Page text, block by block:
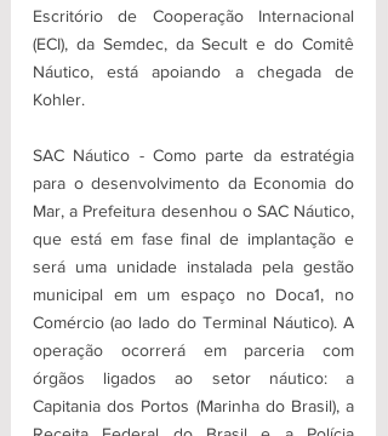
Escritório de Cooperação Internacional
(ECI), da Semdec, da Secult e do Comitê
Náutico, está apoiando a chegada de
Kohler.
SAC Náutico - Como parte da estratégia
para o desenvolvimento da Economia do
Mar, a Prefeitura desenhou o SAC Náutico,
que está em fase final de implantação e
será uma unidade instalada pela gestão
municipal em um espaço no Doca1, no
Comércio (ao lado do Terminal Náutico). A
operação ocorrerá em parceria com
órgãos ligados ao setor náutico: a
Capitania dos Portos (Marinha do Brasil), a